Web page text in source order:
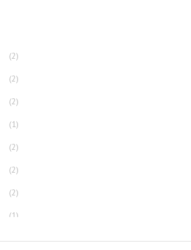
(2)
(2)
(2)
(1)
(2)
(2)
(2)
(1)